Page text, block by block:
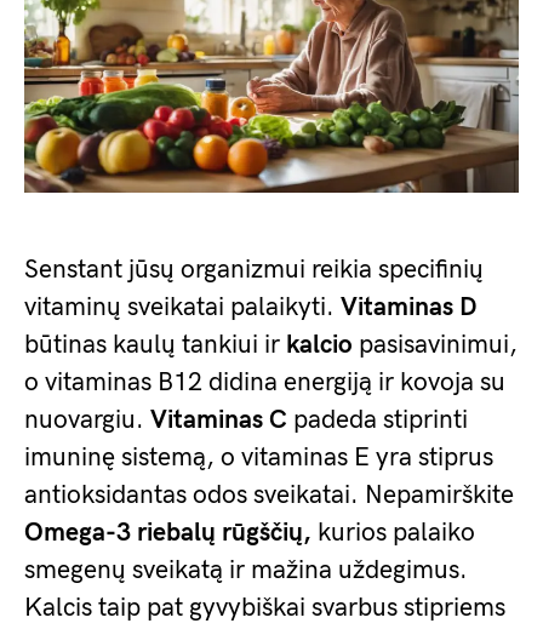
Senstant jūsų organizmui reikia specifinių
vitaminų sveikatai palaikyti. Vitaminas D
būtinas kaulų tankiui ir kalcio pasisavinimui,
o vitaminas B12 didina energiją ir kovoja su
nuovargiu. Vitaminas C padeda stiprinti
imuninę sistemą, o vitaminas E yra stiprus
antioksidantas odos sveikatai. Nepamirškite
Omega-3 riebalų rūgščių, kurios palaiko
smegenų sveikatą ir mažina uždegimus.
Kalcis taip pat gyvybiškai svarbus stipriems